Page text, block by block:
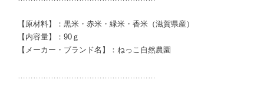
【原材料】：黒米・赤米・緑米・香米（滋賀県産）
【内容量】：90ｇ
【メーカー・ブランド名】：ねっこ自然農園
………………………………………………